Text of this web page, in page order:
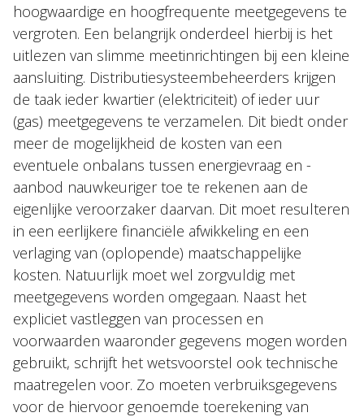
hoogwaardige en hoogfrequente meetgegevens te
vergroten. Een belangrijk onderdeel hierbij is het
uitlezen van slimme meetinrichtingen bij een kleine
aansluiting. Distributiesysteembeheerders krijgen
de taak ieder kwartier (elektriciteit) of ieder uur
(gas) meetgegevens te verzamelen. Dit biedt onder
meer de mogelijkheid de kosten van een
eventuele onbalans tussen energievraag en -
aanbod nauwkeuriger toe te rekenen aan de
eigenlijke veroorzaker daarvan. Dit moet resulteren
in een eerlijkere financiële afwikkeling en een
verlaging van (oplopende) maatschappelijke
kosten. Natuurlijk moet wel zorgvuldig met
meetgegevens worden omgegaan. Naast het
expliciet vastleggen van processen en
voorwaarden waaronder gegevens mogen worden
gebruikt, schrijft het wetsvoorstel ook technische
maatregelen voor. Zo moeten verbruiksgegevens
voor de hiervoor genoemde toerekening van